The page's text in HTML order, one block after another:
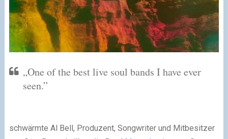
„One of the best live soul bands I have ever
seen.”
schwärmte Al Bell, Produzent, Songwriter und Mitbesitzer